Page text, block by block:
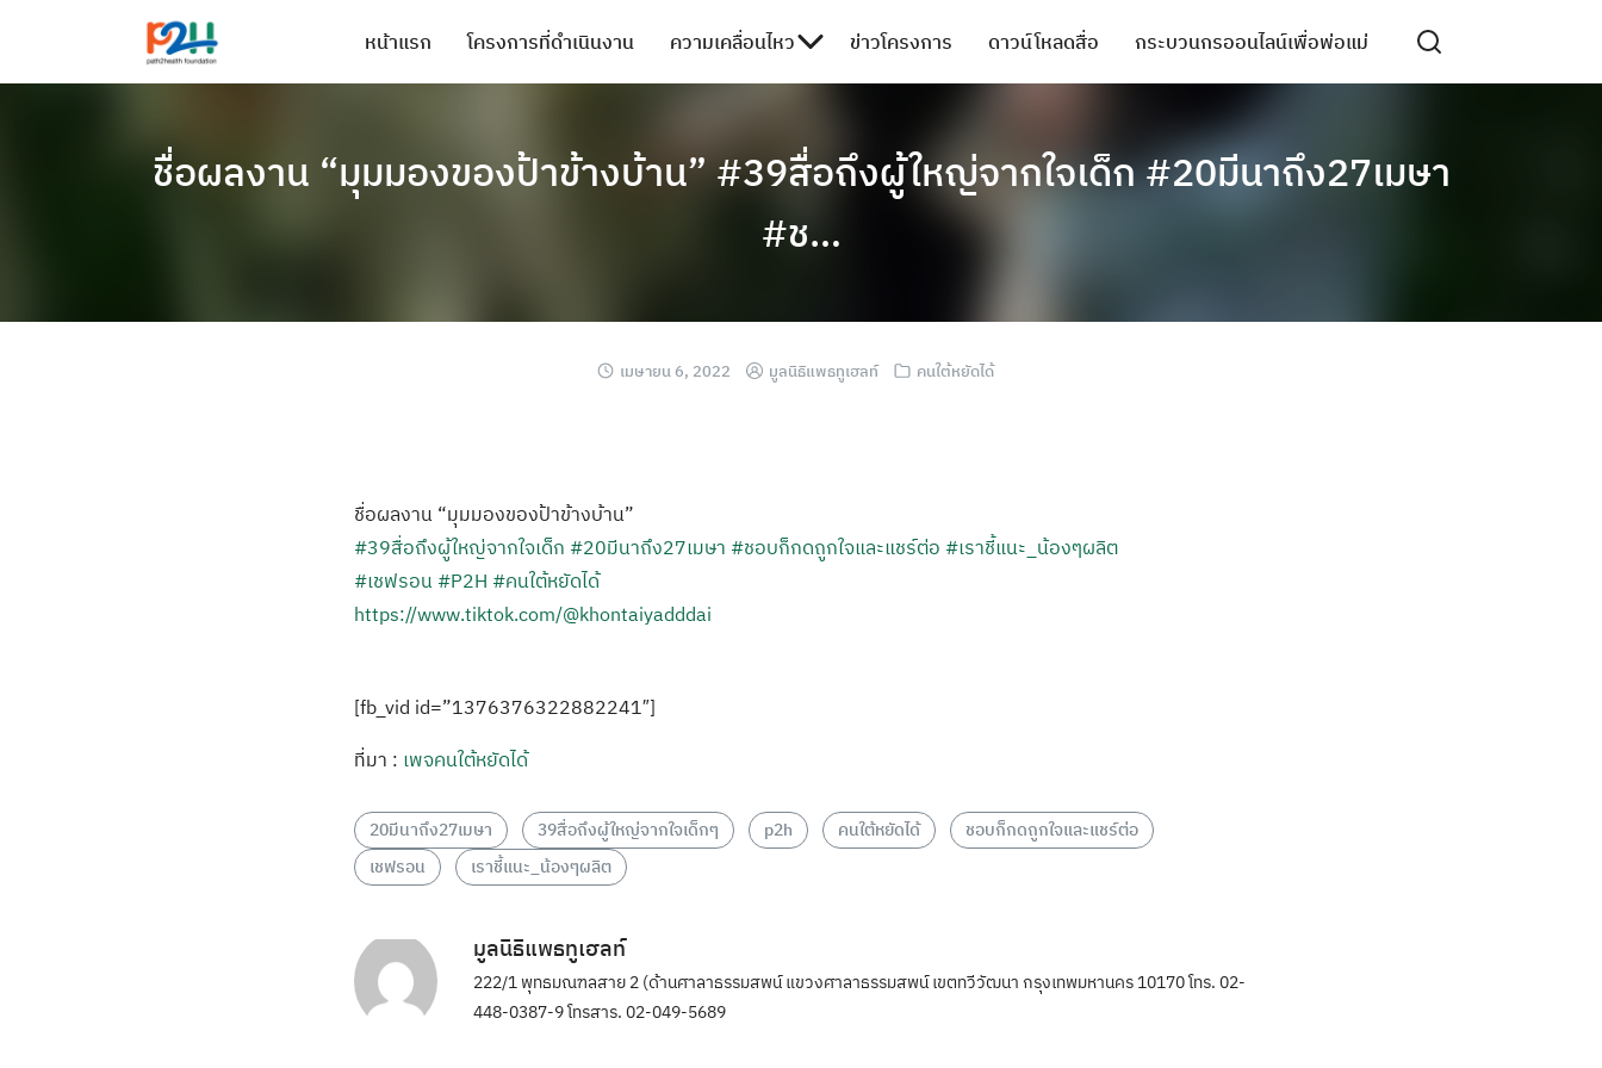
หน้าแรก โครงการที่ดำเนินงาน ความเคลื่อนไหว ข่าวโครงการ ดาวน์โหลดสื่อ กระบวนกรออนไลน์เพื่อพ่อแม่
ชื่อผลงาน “มุมมองของป้าข้างบ้าน” #39สื่อถึงผู้ใหญ่จากใจเด็ก #20มีนาถึง27เมษา
#ช…
เมษายน 6, 2022 มูลนิธิแพธทูเฮลท์ คนใต้หยัดได้
ชื่อผลงาน “มุมมองของป้าข้างบ้าน”
#39สื่อถึงผู้ใหญ่จากใจเด็ก #20มีนาถึง27เมษา #ชอบก็กดถูกใจและแชร์ต่อ #เราชี้แนะ_น้องๆผลิต
#เชฟรอน #P2H #คนใต้หยัดได้
https://www.tiktok.com/@khontaiyadddai
[fb_vid id=”1376376322882241″]
ที่มา : เพจคนใต้หยัดได้
20มีนาถึง27เมษา 39สื่อถึงผู้ใหญ่จากใจเด็กๆ p2h คนใต้หยัดได้
ชอบก็กดถูกใจและแชร์ต่อ
เชฟรอน
เราชี้แนะ_น้องๆผลิต
มูลนิธิแพธทูเฮลท์
222/1 พุทธมณฑลสาย 2 (ด้านศาลาธรรมสพน์ แขวงศาลาธรรมสพน์ เขตทวีวัฒนา กรุงเทพมหานคร 10170 โทร. 02-
448-0387-9 โทรสาร. 02-049-5689